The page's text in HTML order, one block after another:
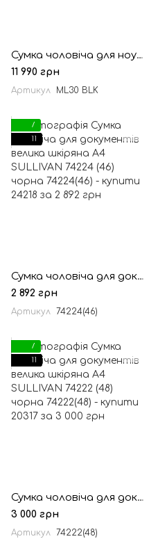
Сумка чоловіча для ноутбука Visconti ML30 Hugo 13 (Black)
11 990 грн
Артикул ML30 BLK
7
11
Сумка чоловіча для документів велика шкіряна А4 SULLIVAN 74224 (46) чорна
2 892 грн
Артикул 74224(46)
7
11
Сумка чоловіча для документів велика шкіряна А4 SULLIVAN 74222 (48) чорна
3 000 грн
Артикул 74222(48)